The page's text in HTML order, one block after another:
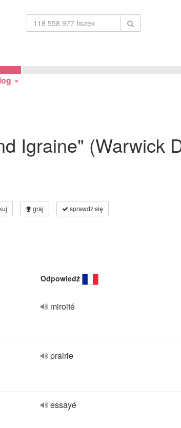
Igraine" (Warwick
graj sprawdź się
Odpowiedź
miroité
prairie
essayé